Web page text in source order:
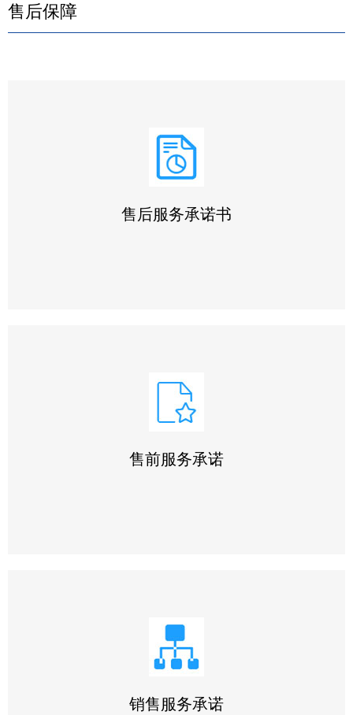
售后保障
售后服务承诺书
我们始终坚持 ‌“用户第一”‌ 原则，严格执行本承诺书所列条
款，不断完善服务体系，以 ‌优质、系统、全面、快捷‌ 的服
务赢得客户信赖，为客户提供可靠的售前、售中及售后全方
售前服务承诺
1.提供专业咨询。在2小时之内答复您提出的专业技术问题
2.提供详细资料。在1小时之内将您所需要的技术资料邮出
3.提供合理报价。在2小时之内为您提供合理报价
销售服务承诺